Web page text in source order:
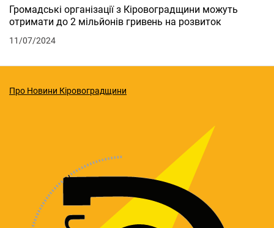
Громадські організації з Кіровоградщини можуть
отримати до 2 мільйонів гривень на розвиток
11/07/2024
Про Новини Кіровоградщини